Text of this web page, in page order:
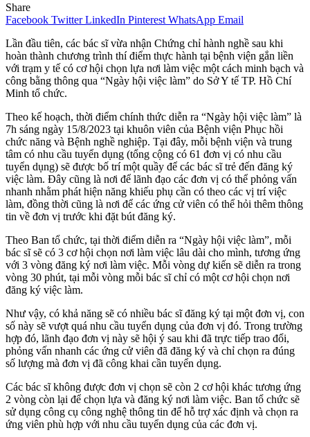
Share
Facebook Twitter LinkedIn Pinterest WhatsApp Email
Lần đầu tiên, các bác sĩ vừa nhận Chứng chỉ hành nghề sau khi
hoàn thành chương trình thí điểm thực hành tại bệnh viện gắn liền
với trạm y tế có cơ hội chọn lựa nơi làm việc một cách minh bạch và
công bằng thông qua “Ngày hội việc làm” do Sở Y tế TP. Hồ Chí
Minh tổ chức.
Theo kế hoạch, thời điểm chính thức diễn ra “Ngày hội việc làm” là
7h sáng ngày 15/8/2023 tại khuôn viên của Bệnh viện Phục hồi
chức năng và Bệnh nghề nghiệp. Tại đây, mỗi bệnh viện và trung
tâm có nhu cầu tuyển dụng (tổng cộng có 61 đơn vị có nhu cầu
tuyển dụng) sẽ được bố trí một quầy để các bác sĩ trẻ đến đăng ký
việc làm. Đây cũng là nơi để lãnh đạo các đơn vị có thể phỏng vấn
nhanh nhằm phát hiện năng khiếu phụ cần có theo các vị trí việc
làm, đồng thời cũng là nơi để các ứng cử viên có thể hỏi thêm thông
tin về đơn vị trước khi đặt bút đăng ký.
Theo Ban tổ chức, tại thời điểm diễn ra “Ngày hội việc làm”, mỗi
bác sĩ sẽ có 3 cơ hội chọn nơi làm việc lâu dài cho mình, tương ứng
với 3 vòng đăng ký nơi làm việc. Mỗi vòng dự kiến sẽ diễn ra trong
vòng 30 phút, tại mỗi vòng mỗi bác sĩ chỉ có một cơ hội chọn nơi
đăng ký việc làm.
Như vậy, có khả năng sẽ có nhiều bác sĩ đăng ký tại một đơn vị, con
số này sẽ vượt quá nhu cầu tuyển dụng của đơn vị đó. Trong trường
hợp đó, lãnh đạo đơn vị này sẽ hội ý sau khi đã trực tiếp trao đổi,
phỏng vấn nhanh các ứng cử viên đã đăng ký và chỉ chọn ra đúng
số lượng mà đơn vị đã công khai cần tuyển dụng.
Các bác sĩ không được đơn vị chọn sẽ còn 2 cơ hội khác tương ứng
2 vòng còn lại để chọn lựa và đăng ký nơi làm việc. Ban tổ chức sẽ
sử dụng công cụ công nghệ thông tin để hỗ trợ xác định và chọn ra
ứng viên phù hợp với nhu cầu tuyển dụng của các đơn vị.